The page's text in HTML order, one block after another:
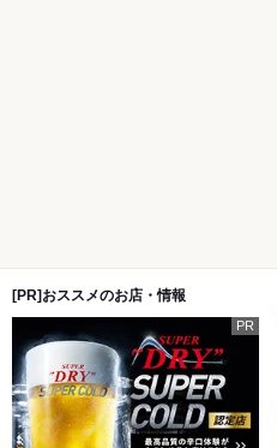
[PR]おススメのお店・情報
PR